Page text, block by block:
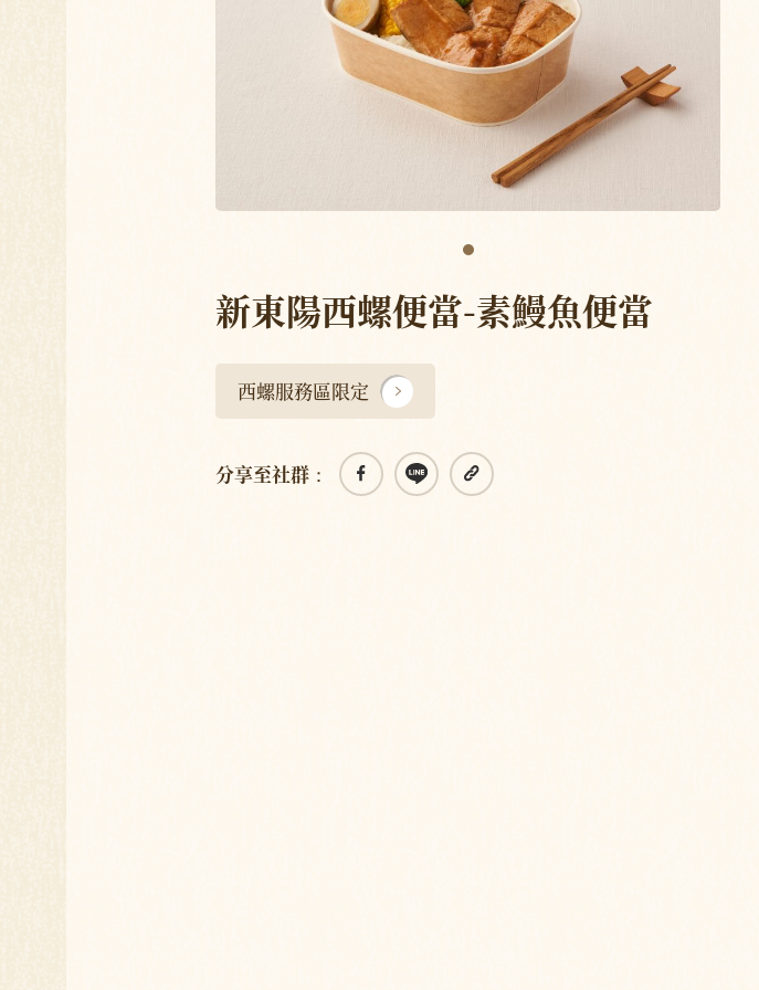
新東陽西螺便當-素鰻魚便當
西螺服務區限定
分享至社群：